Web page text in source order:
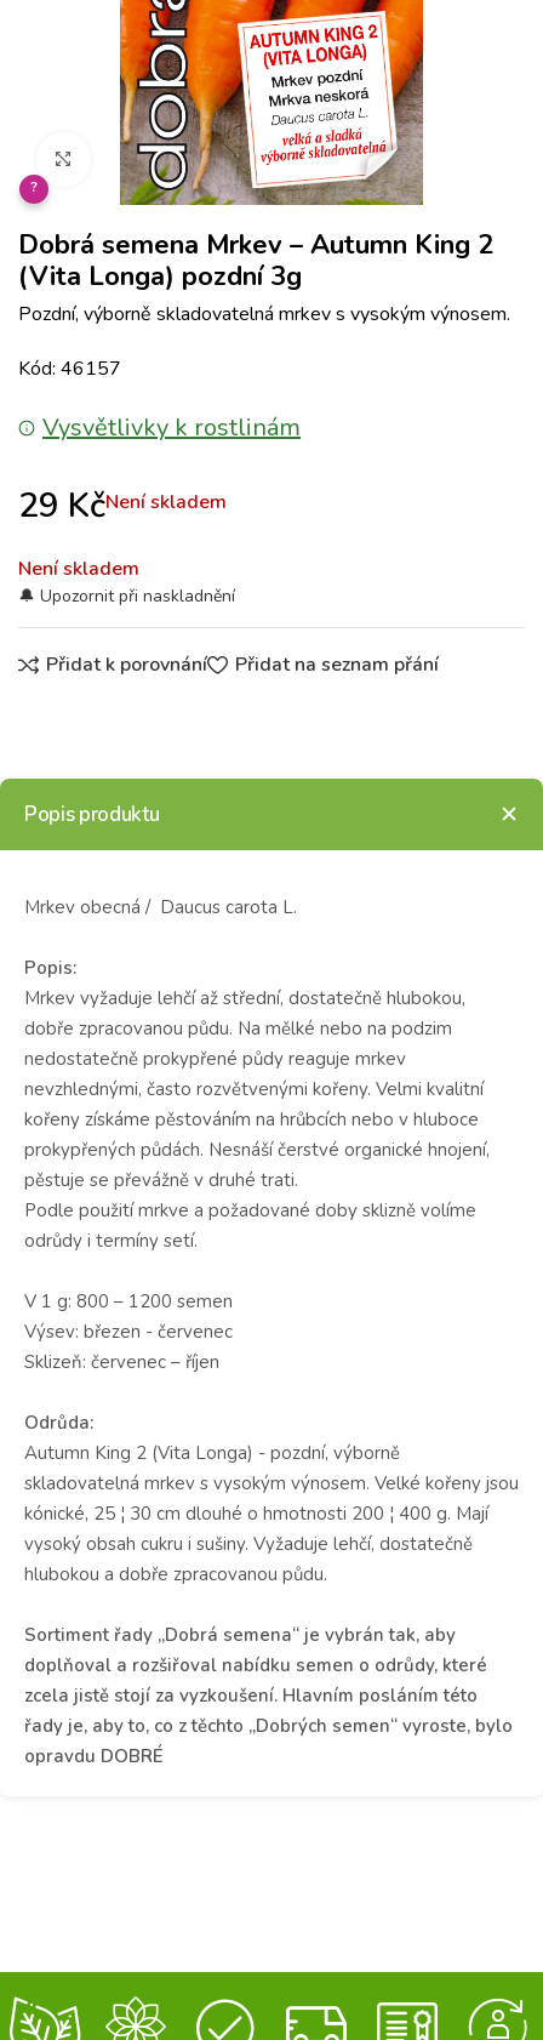
Klikněte pro zvětšení
?
Dobrá semena Mrkev – Autumn King 2
(Vita Longa) pozdní 3g
Pozdní, výborně skladovatelná mrkev s vysokým výnosem.
Kód: 46157
Vysvětlivky k rostlinám
29 KčNení skladem
Není skladem
Přidat k porovnání Přidat na seznam přání
Popis produktu
Mrkev obecná / Daucus carota L.
Popis:
Mrkev vyžaduje lehčí až střední, dostatečně hlubokou,
dobře zpracovanou půdu. Na mělké nebo na podzim
nedostatečně prokypřené půdy reaguje mrkev
nevzhlednými, často rozvětvenými kořeny. Velmi kvalitní
kořeny získáme pěstováním na hrůbcích nebo v hluboce
prokypřených půdách. Nesnáší čerstvé organické hnojení,
pěstuje se převážně v druhé trati.
Podle použití mrkve a požadované doby sklizně volíme
odrůdy i termíny setí.
V 1 g: 800 – 1200 semen
Výsev: březen - červenec
Sklizeň: červenec – říjen
Odrůda:
Autumn King 2 (Vita Longa) - pozdní, výborně
skladovatelná mrkev s vysokým výnosem. Velké kořeny jsou
kónické, 25 ¦ 30 cm dlouhé o hmotnosti 200 ¦ 400 g. Mají
vysoký obsah cukru i sušiny. Vyžaduje lehčí, dostatečně
hlubokou a dobře zpracovanou půdu.
Sortiment řady „Dobrá semena“ je vybrán tak, aby
doplňoval a rozšiřoval nabídku semen o odrůdy, které
zcela jistě stojí za vyzkoušení. Hlavním posláním této
řady je, aby to, co z těchto „Dobrých semen“ vyroste, bylo
opravdu DOBRÉ